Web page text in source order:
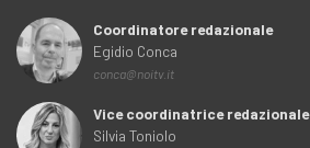
Coordinatore redazionale
Egidio Conca
conca@noitv.it
Vice coordinatrice redazionale
Silvia Toniolo